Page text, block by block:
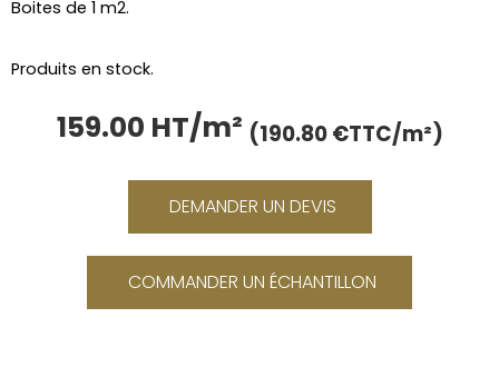
Boites de 1 m2.
Produits en stock.
Le
200.00 €.
159.00 HT/m² (190.80 €TTC/m²)Le
DEMANDER UN DEVIS
COMMANDER UN ÉCHANTILLON